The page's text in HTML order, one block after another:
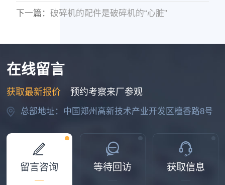
下一篇：破碎机的配件是破碎机的“心脏”
在线留言
获取最新报价 预约考察来厂参观
总部地址：中国郑州高新技术产业开发区檀香路8号
留言咨询 等待回访 获取信息
吴先生
破碎沙石、日处理2千吨的破碎线一条，多少钱
2026-07-14 00:26:24
张老板